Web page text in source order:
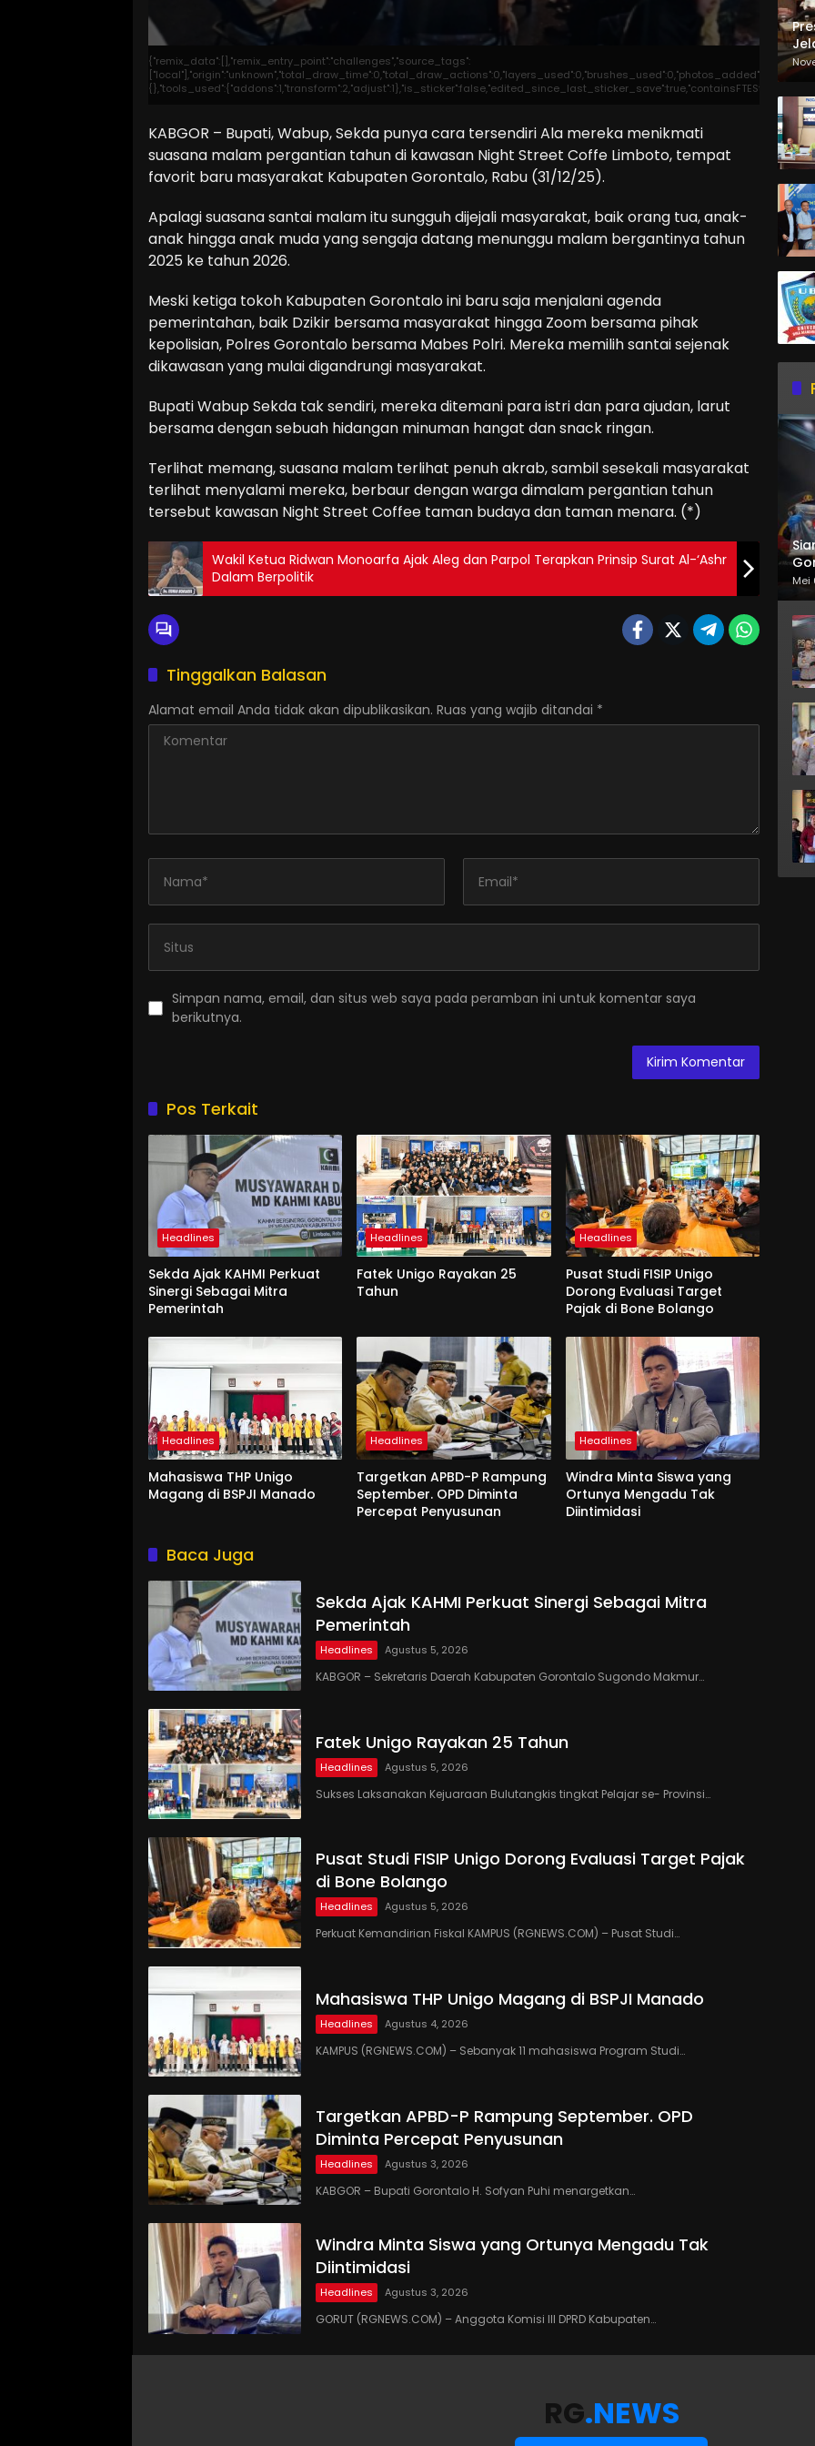
{"remix_data":[],"remix_entry_point":"challenges","source_tags":
{},"tools_used":{"addons":1,"transform":2,"adjust":1},"is_sticker":false,"edited_since_last_sticker_save":true,"containsFTESticker":false}
KABGOR – Bupati, Wabup, Sekda punya cara tersendiri Ala mereka menikmati
suasana malam pergantian tahun di kawasan Night Street Coffe Limboto, tempat
favorit baru masyarakat Kabupaten Gorontalo, Rabu (31/12/25).
Apalagi suasana santai malam itu sungguh dijejali masyarakat, baik orang tua, anak-
anak hingga anak muda yang sengaja datang menunggu malam bergantinya tahun
2025 ke tahun 2026.
Meski ketiga tokoh Kabupaten Gorontalo ini baru saja menjalani agenda
pemerintahan, baik Dzikir bersama masyarakat hingga Zoom bersama pihak
kepolisian, Polres Gorontalo bersama Mabes Polri. Mereka memilih santai sejenak
dikawasan yang mulai digandrungi masyarakat.
Bupati Wabup Sekda tak sendiri, mereka ditemani para istri dan para ajudan, larut
bersama dengan sebuah hidangan minuman hangat dan snack ringan.
Terlihat memang, suasana malam terlihat penuh akrab, sambil sesekali masyarakat
terlihat menyalami mereka, berbaur dengan warga dimalam pergantian tahun
tersebut kawasan Night Street Coffee taman budaya dan taman menara. (*)
Wakil Ketua Ridwan Monoarfa Ajak Aleg dan Parpol Terapkan Prinsip Surat Al-‘Ashr
Dalam Berpolitik
Tinggalkan Balasan
Alamat email Anda tidak akan dipublikasikan. Ruas yang wajib ditandai *
Simpan nama, email, dan situs web saya pada peramban ini untuk komentar saya
berikutnya.
Pos Terkait
Headlines
Sekda Ajak KAHMI Perkuat
Sinergi Sebagai Mitra
Pemerintah
Headlines
Fatek Unigo Rayakan 25
Tahun
Headlines
Pusat Studi FISIP Unigo
Dorong Evaluasi Target
Pajak di Bone Bolango
Headlines
Mahasiswa THP Unigo
Magang di BSPJI Manado
Headlines
Targetkan APBD-P Rampung
September. OPD Diminta
Percepat Penyusunan
Headlines
Windra Minta Siswa yang
Ortunya Mengadu Tak
Diintimidasi
Baca Juga
Sekda Ajak KAHMI Perkuat Sinergi Sebagai Mitra
Pemerintah
Headlines Agustus 5, 2026
KABGOR – Sekretaris Daerah Kabupaten Gorontalo Sugondo Makmur…
Fatek Unigo Rayakan 25 Tahun
Headlines Agustus 5, 2026
Sukses Laksanakan Kejuaraan Bulutangkis tingkat Pelajar se- Provinsi…
Pusat Studi FISIP Unigo Dorong Evaluasi Target Pajak
di Bone Bolango
Headlines Agustus 5, 2026
Perkuat Kemandirian Fiskal KAMPUS (RGNEWS.COM) – Pusat Studi…
Mahasiswa THP Unigo Magang di BSPJI Manado
Headlines Agustus 4, 2026
KAMPUS (RGNEWS.COM) – Sebanyak 11 mahasiswa Program Studi…
Targetkan APBD-P Rampung September. OPD
Diminta Percepat Penyusunan
Headlines Agustus 3, 2026
KABGOR – Bupati Gorontalo H. Sofyan Puhi menargetkan…
Windra Minta Siswa yang Ortunya Mengadu Tak
Diintimidasi
Headlines Agustus 3, 2026
GORUT (RGNEWS.COM) – Anggota Komisi III DPRD Kabupaten…
Mei
RG.NEWS